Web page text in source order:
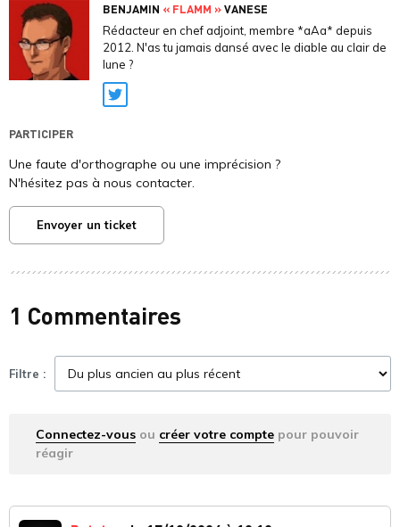
BENJAMIN « FLAMM »VANESE
Rédacteur en chef adjoint, membre *aAa* depuis
2012. N'as tu jamais dansé avec le diable au clair de
lune ?
Twitter
PARTICIPER
Une faute d'orthographe ou une imprécision ?
N'hésitez pas à nous contacter.
Envoyer un ticket
1 Commentaires
Filtre :
Connectez-vous ou créer votre compte pour pouvoir
réagir